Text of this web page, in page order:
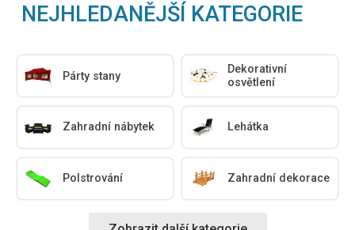
NEJHLEDANĚJŠÍ KATEGORIE
Párty stany
Dekorativní
osvětlení
Zahradní nábytek Lehátka
Polstrování Zahradní dekorace